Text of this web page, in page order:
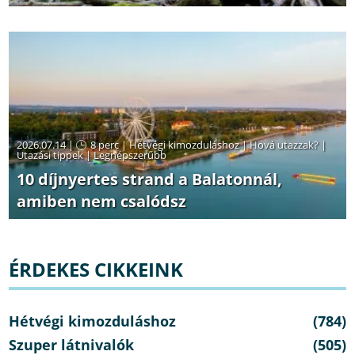
2026.07.14 | 8 perc|Hétvégi kimozduláshoz|Hová utazzak? |
Utazási tippek|Legnépszerűbb
10 díjnyertes strand a Balatonnál,
amiben nem csalódsz
ÉRDEKES CIKKEINK
Hétvégi kimozduláshoz
(784)
Szuper látnivalók
(505)